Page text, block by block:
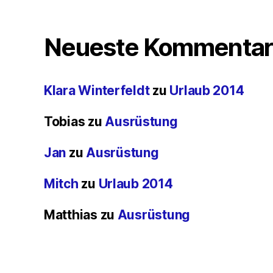
Neueste
Klara Winterfeldtzu Urlaub 2014
Tobias zu Ausrüstung
Jan zu Ausrüstung
Mitch zu Urlaub 2014
Matthias zu Ausrüstung